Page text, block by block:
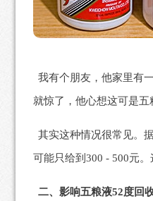
我有个朋友，他家里有
就惊了，他心想这可是五
其实这种情况很常见。
可能只给到300 - 500元
二、影响五粮液52度回